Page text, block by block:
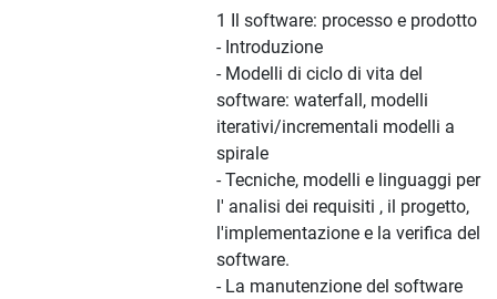
1 Il software: processo e prodotto
- Introduzione
- Modelli di ciclo di vita del
software: waterfall, modelli
iterativi/incrementali modelli a
spirale
- Tecniche, modelli e linguaggi per
l' analisi dei requisiti , il progetto,
l'implementazione e la verifica del
software.
- La manutenzione del software